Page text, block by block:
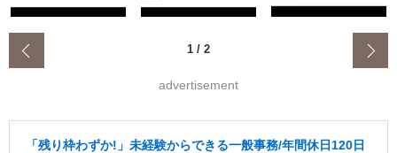
1 / 2
advertisement
「残り枠わずか!」未経験からできる一般事務/年間休日120日